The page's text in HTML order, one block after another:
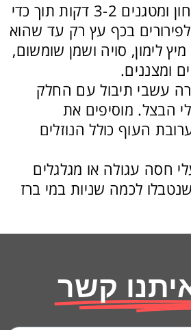
מוסיפים עוף טחון ומטגנים 3-2 דקות תוך כדי
בכף עץ רק עד שהוא
לימון, סויה ושמן שומשום,
ומצננים.
עשבי תיבול עם החלק
הבצל. מוסיפים את
העוף כולל הנוזלים
חסה עגולה או מגלגלים
לכמה שניות במי ברז
קשר